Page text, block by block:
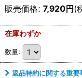
販売価格: 7,920円(
在庫わずか
数量:
返品特約に関する重要